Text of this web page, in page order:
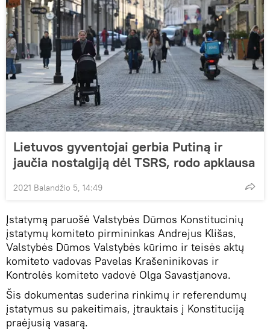
Lietuvos gyventojai gerbia Putiną ir
jaučia nostalgiją dėl TSRS, rodo apklausa
2021 Balandžio 5, 14:49
Įstatymą paruošė Valstybės Dūmos Konstitucinių
įstatymų komiteto pirmininkas Andrejus Klišas,
Valstybės Dūmos Valstybės kūrimo ir teisės aktų
komiteto vadovas Pavelas Krašeninikovas ir
Kontrolės komiteto vadovė Olga Savastjanova.
Šis dokumentas suderina rinkimų ir referendumų
įstatymus su pakeitimais, įtrauktais į Konstituciją
praėjusią vasarą.